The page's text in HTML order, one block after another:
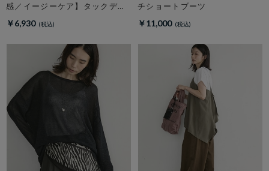
感／イージーケア】タックデザ
￥6,930
チショートブーツ
￥11,000